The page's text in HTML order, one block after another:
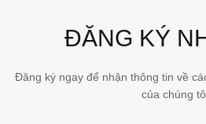
ĐĂNG KÝ
Đăng ký ngay để nhận thông tin về
của chúng